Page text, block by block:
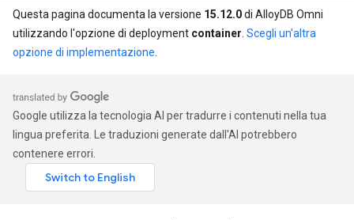
Questa pagina documenta la versione 15.12.0di AlloyDB Omni
utilizzando l'opzione di deployment container Scegli un'altra
opzione di implementazione
Google utilizza la tecnologia AI per tradurre i contenuti nella tua
lingua preferita. Le traduzioni generate dall'AI potrebbero
contenere errori.